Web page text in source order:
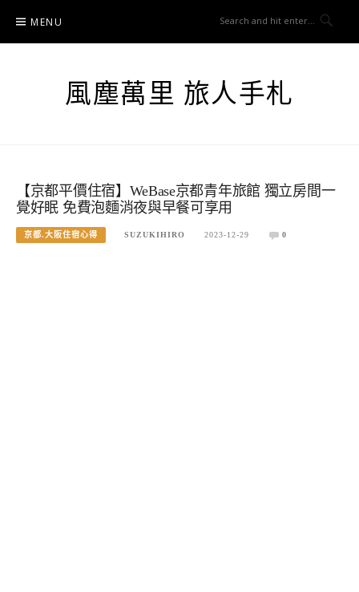
content
MENU
風塵萬里 旅人手札
【京都平價住宿】WeBase京都青年旅館 獨立房間一
覺好眠 免費泡麵消夜與早餐可享用
京都.大阪住宿心得 SUZUKIHIRO 2023-12-29 0